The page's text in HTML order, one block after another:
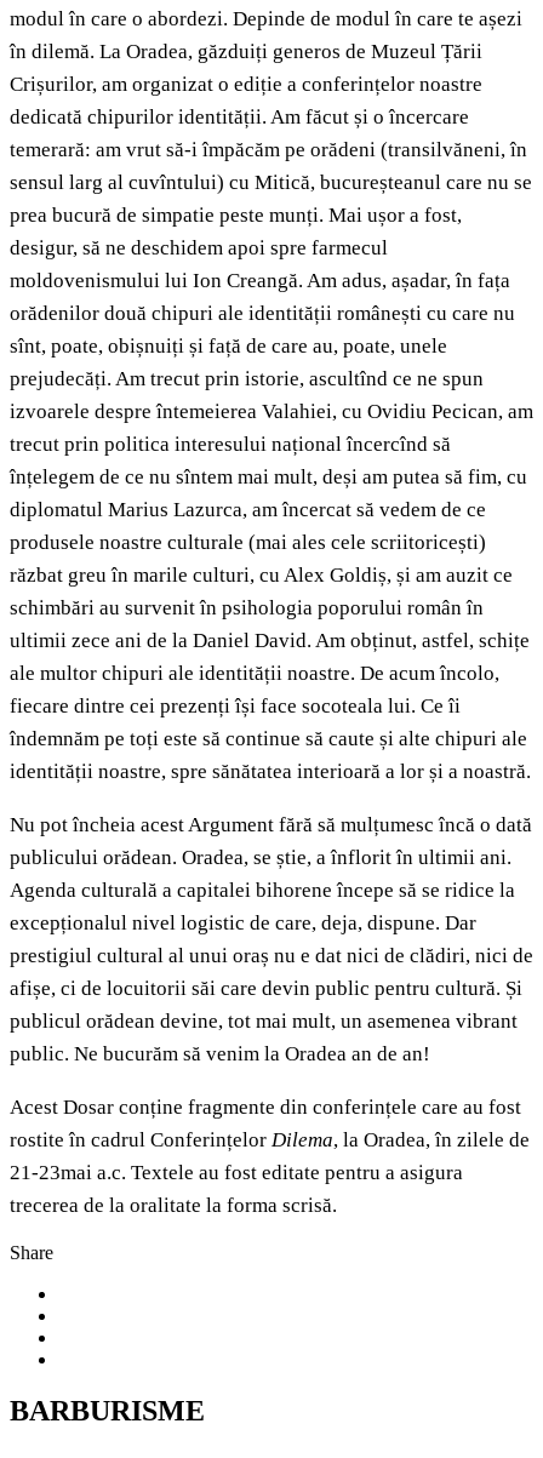
modul în care o abordezi. Depinde de modul în care te așezi
în dilemă. La Oradea, găzduiți generos de Muzeul Țării
Crișurilor, am organizat o ediție a conferințelor noastre
dedicată chipurilor identității. Am făcut și o încercare
temerară: am vrut să-i împăcăm pe orădeni (transilvăneni, în
sensul larg al cuvîntului) cu Mitică, bucureșteanul care nu se
prea bucură de simpatie peste munți. Mai ușor a fost,
desigur, să ne deschidem apoi spre farmecul
moldovenismului lui Ion Creangă. Am adus, așadar, în fața
orădenilor două chipuri ale identității românești cu care nu
sînt, poate, obișnuiți și față de care au, poate, unele
prejudecăți. Am trecut prin istorie, ascultînd ce ne spun
izvoarele despre întemeierea Valahiei, cu Ovidiu Pecican, am
trecut prin politica interesului național încercînd să
înțelegem de ce nu sîntem mai mult, deși am putea să fim, cu
diplomatul Marius Lazurca, am încercat să vedem de ce
produsele noastre culturale (mai ales cele scriitoricești)
răzbat greu în marile culturi, cu Alex Goldiș, și am auzit ce
schimbări au survenit în psihologia poporului român în
ultimii zece ani de la Daniel David. Am obținut, astfel, schițe
ale multor chipuri ale identității noastre. De acum încolo,
fiecare dintre cei prezenți își face socoteala lui. Ce îi
îndemnăm pe toți este să continue să caute și alte chipuri ale
identității noastre, spre sănătatea interioară a lor și a noastră.
Nu pot încheia acest Argument fără să mulțumesc încă o dată
publicului orădean. Oradea, se știe, a înflorit în ultimii ani.
Agenda culturală a capitalei bihorene începe să se ridice la
excepționalul nivel logistic de care, deja, dispune. Dar
prestigiul cultural al unui oraș nu e dat nici de clădiri, nici de
afișe, ci de locuitorii săi care devin public pentru cultură. Și
publicul orădean devine, tot mai mult, un asemenea vibrant
public. Ne bucurăm să venim la Oradea an de an!
Acest Dosar conține fragmente din conferințele care au fost
rostite în cadrul Conferințelor Dilema, la Oradea, în zilele de
21-23mai a.c. Textele au fost editate pentru a asigura
trecerea de la oralitate la forma scrisă.
Share
BARBURISME